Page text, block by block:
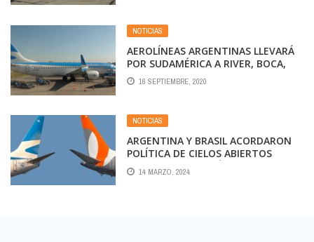
NOTICIAS
AEROLÍNEAS ARGENTINAS LLEVARÁ
POR SUDAMÉRICA A RIVER, BOCA,
RACING Y TIGRE PARA QUE
DISPUTEN LA COPA LIBERTADORES
16 SEPTIEMBRE, 2020
NOTICIAS
ARGENTINA Y BRASIL ACORDARON
POLÍTICA DE CIELOS ABIERTOS
ENTRE LOS DOS PAÍSES
14 MARZO, 2024